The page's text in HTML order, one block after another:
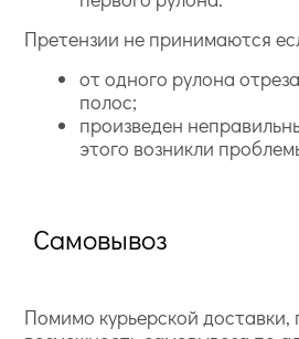
Претензии не принимаются
от одного рулона
полос;
произведен
этого возникли
Самовывоз
Помимо курьерской доставки,